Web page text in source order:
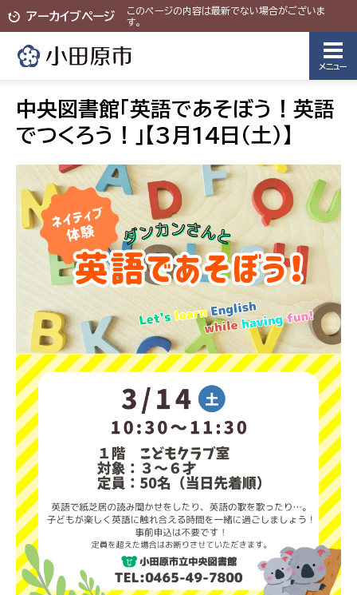
アーカイブページ
このページの内容は最新でない場合がございま
す。
メニュー
中央図書館「英語であそぼう！英語
でつくろう！」【3月14日（土）】